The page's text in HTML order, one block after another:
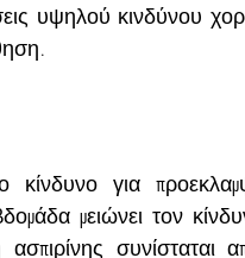
υψηλού κινδύνου
κίνδυνο για
μειώνει τον
συνίσταται